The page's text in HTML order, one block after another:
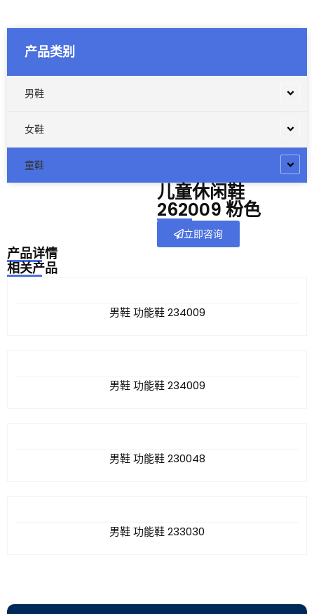
产品类别
男鞋
女鞋
童鞋
儿童休闲鞋
262009 粉色
立即咨询
产品详情
相关产品
男鞋 功能鞋 234009
男鞋 功能鞋 234009
男鞋 功能鞋 230048
男鞋 功能鞋 233030